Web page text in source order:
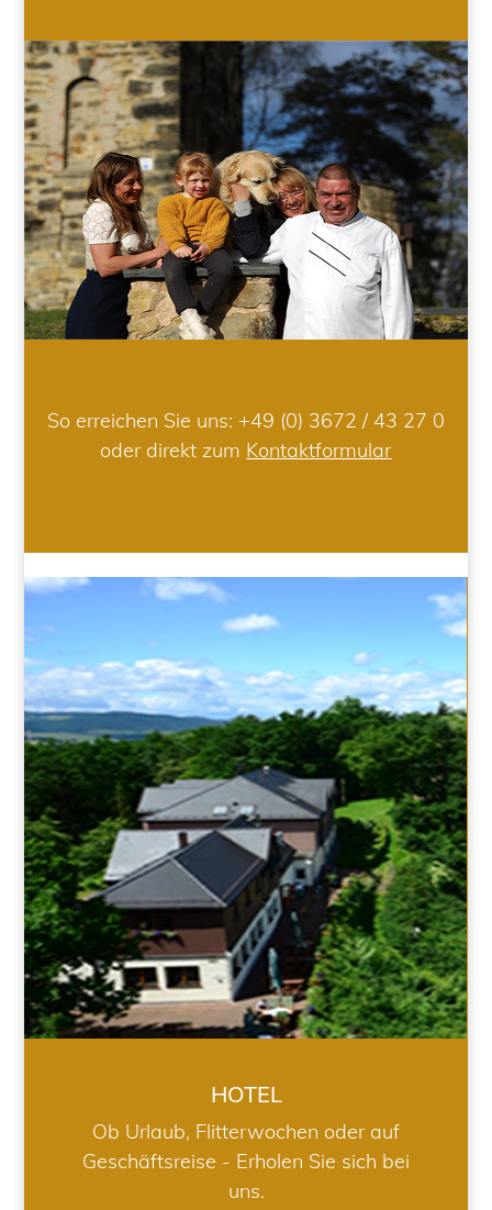
So erreichen Sie uns: +49 (0) 3672 / 43 27 0
oder direkt zum Kontaktformular
HOTEL
HOTEL
Ob Urlaub, Flitterwochen oder auf
Geschäftsreise - Erholen Sie sich bei
uns.